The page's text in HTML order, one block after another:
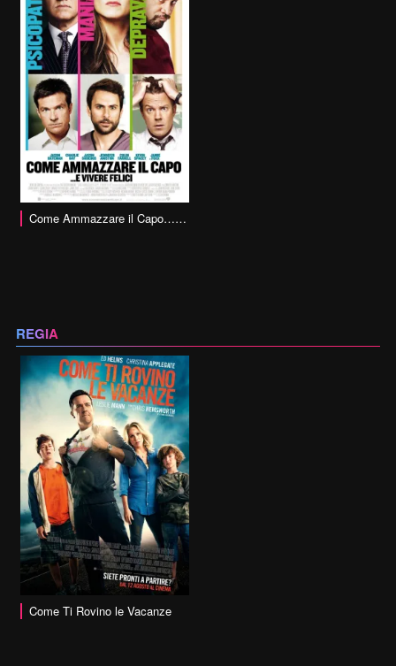
Come Ammazzare il Capo… e Vivere Felici
REGIA
Come Ti Rovino le Vacanze